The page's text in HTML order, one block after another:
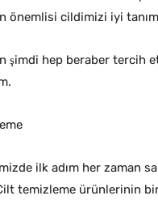
önemlisi cildimizi iyi
şimdi hep beraber tercih
ilk adım her zaman
temizleme ürünlerinin